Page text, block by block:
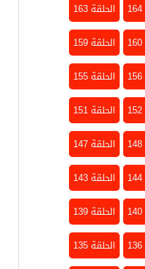
الحلقة 163
الحلقة 159
الحلقة 155
الحلقة 151
الحلقة 147
الحلقة 143
الحلقة 139
الحلقة 135